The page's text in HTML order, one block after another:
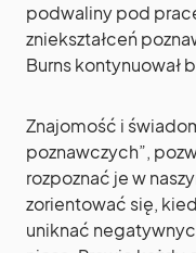
podwaliny pod
zniekształceń
Burns kontynuował
Znajomość i
poznawczych”,
rozpoznać je w
zorientować się,
uniknać